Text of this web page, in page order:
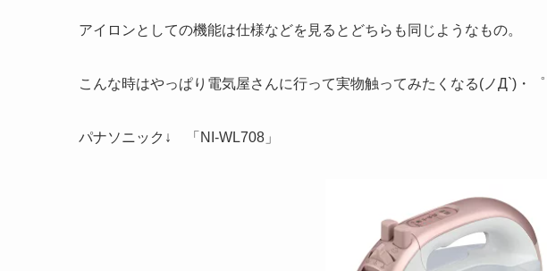
アイロンとしての機能は仕様などを見るとどちらも同じようなもの。
こんな時はやっぱり電気屋さんに行って実物触ってみたくなる(ノД`)・゜
パナソニック↓ 「NI-WL708」